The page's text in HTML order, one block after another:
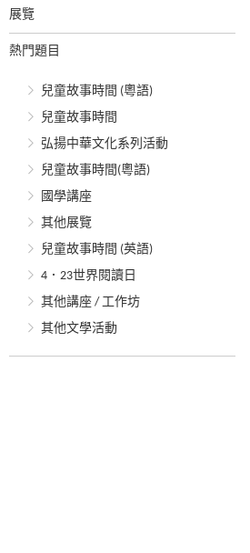
展覽
熱門題目
兒童故事時間 (粵語)
兒童故事時間
弘揚中華文化系列活動
兒童故事時間(粵語)
國學講座
其他展覽
兒童故事時間 (英語)
4．23世界閱讀日
其他講座 / 工作坊
其他文學活動